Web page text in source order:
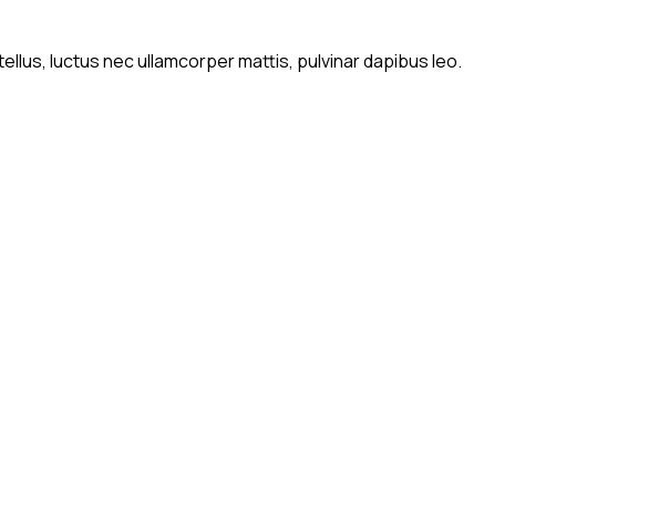
luctus nec ullamcorper mattis, pulvinar dapibus leo.